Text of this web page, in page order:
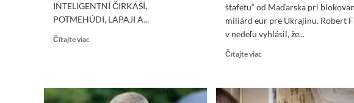
INTELIGENTNÍ ČIRKÁŠÍ,
POTMEHÚDI, LAPAJI A...
Čítajte viac
DAJTE
štafetu“ od Maďarska pri
miliárd eur pre Ukrajinu. Robert
v nedeľu vyhlásil, že...
Čítajte viac
Slovensko